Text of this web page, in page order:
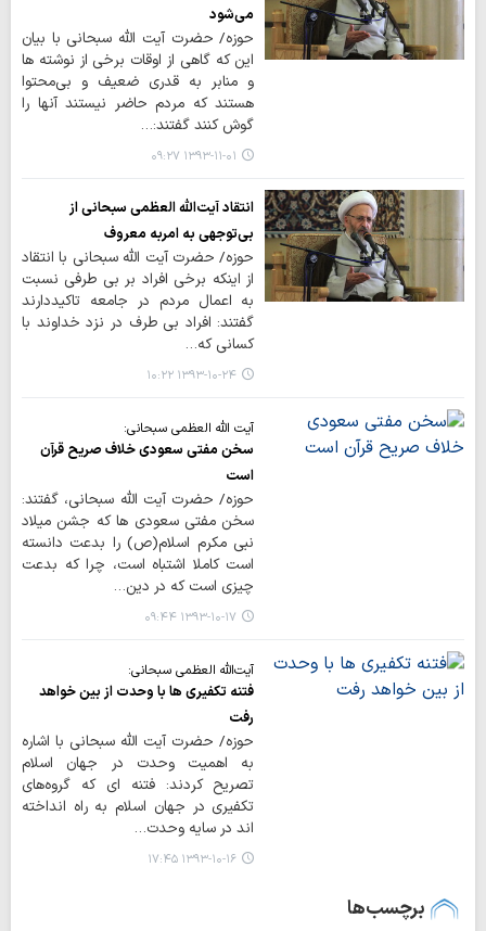
می‌شود
حوزه/ حضرت آیت الله سبحانی با بیان
این که گاهی از اوقات برخی از نوشته ها
و منابر به قدری ضعیف و بی‌محتوا
هستند که مردم حاضر نیستند آنها را
گوش کنند گفتند:…
۱۳۹۳-۱۱-۰۱ ۰۹:۲۷
انتقاد آیت‌الله العظمی سبحانی از
بی‌توجهی به امربه معروف
حوزه/ حضرت آیت الله سبحانی با انتقاد
از اینکه برخی افراد بر بی طرفی نسبت
به اعمال مردم در جامعه تاکیددارند
گفتند: افراد بی طرف در نزد خداوند با
کسانی که…
۱۳۹۳-۱۰-۲۴ ۱۰:۲۲
آیت الله العظمی سبحانی:
سخن مفتی سعودی خلاف صریح قرآن
است
حوزه/ حضرت آیت الله سبحانی، گفتند:
سخن مفتی سعودی ها که جشن میلاد
نبی مکرم اسلام(ص) را بدعت دانسته
است کاملا اشتباه است، چرا که بدعت
چیزی است که در دین…
۱۳۹۳-۱۰-۱۷ ۰۹:۴۴
آیت‌الله العظمی سبحانی:
فتنه تکفیری ها با وحدت از بین خواهد
رفت
حوزه/ حضرت آیت الله سبحانی با اشاره
به اهمیت وحدت در جهان اسلام
تصریح کردند: فتنه ای که گروه‌های
تکفیری در جهان اسلام به راه انداخته
اند در سایه وحدت…
۱۳۹۳-۱۰-۱۶ ۱۷:۴۵
برچسب‌ها